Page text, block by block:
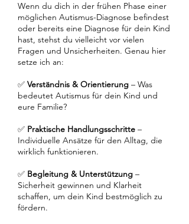
Wenn du dich in der frühen Phase einer
möglichen Autismus-Diagnose befindest
oder bereits eine Diagnose für dein Kind
hast, stehst du vielleicht vor vielen
Fragen und Unsicherheiten. Genau hier
setze ich an:
✅ Verständnis & Orientierung – Was
bedeutet Autismus für dein Kind und
eure Familie?
✅ Praktische Handlungsschritte –
Individuelle Ansätze für den Alltag, die
wirklich funktionieren.
✅ Begleitung & Unterstützung –
Sicherheit gewinnen und Klarheit
schaffen, um dein Kind bestmöglich zu
fördern.